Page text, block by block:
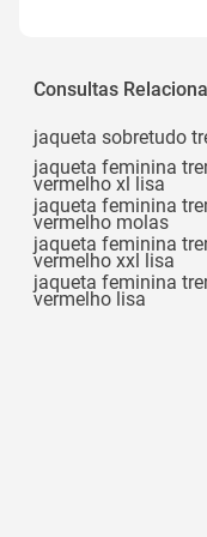
Outros
Marrom
Rosa
Ver todos
Consultas
jaqueta sobretudo
jaqueta feminina
vermelho xl lisa
jaqueta feminina
vermelho molas
jaqueta feminina
vermelho xxl lisa
jaqueta feminina
vermelho lisa